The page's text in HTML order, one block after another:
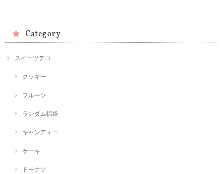
Category
スイーツデコ
クッキー
フルーツ
ランダム福袋
キャンディー
ケーキ
ドーナツ